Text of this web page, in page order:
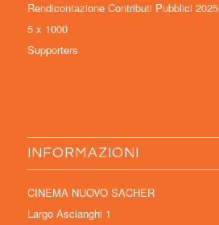
Rendicontazione Contributi Pubblici 2025
5 x 1000
Supporters
INFORMAZIONI
CINEMA NUOVO SACHER
Largo Ascianghi 1